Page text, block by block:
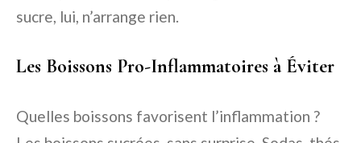
sucre, lui, n’arrange rien.
Les Boissons Pro-Inflammatoires à Éviter
Quelles boissons favorisent l’inflammation ?